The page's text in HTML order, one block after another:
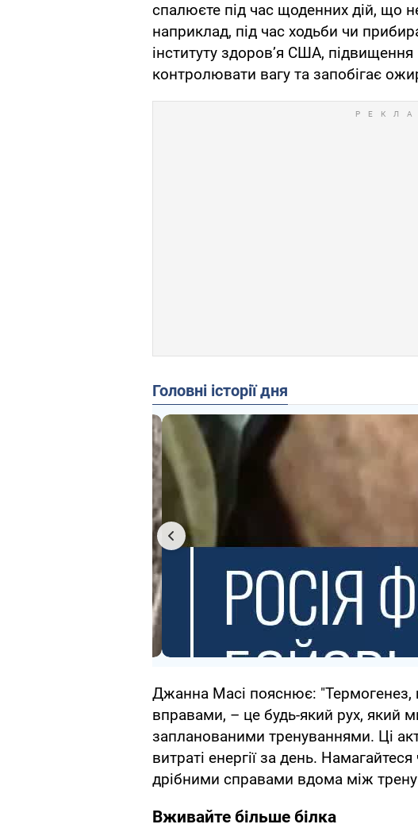
спалюєте під час щоденних дій, що
наприклад, під час ходьби чи
інституту здоров’я США,
контролювати вагу та запобігає
Головні історії дня
Джанна Масі пояснює:
вправами, – це будь-який рух, який
запланованими тренуваннями. Ці
витраті енергії за день.
дрібними справами вдома між
Вживайте більше білка